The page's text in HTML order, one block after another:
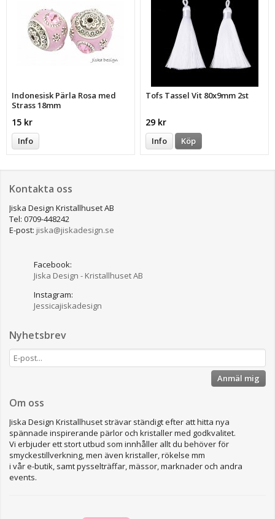
Indonesisk Pärla Rosa med
Strass 18mm
15 kr
Info
Tofs Tassel Vit 80x9mm 2st
29 kr
Info Köp
Kontakta oss
Jiska Design Kristallhuset AB
Tel: 0709-448242
E-post: jiska@jiskadesign.se
Facebook:
Jiska Design - Kristallhuset AB
Instagram:
Jessicajiskadesign
Nyhetsbrev
Anmäl mig
Om oss
Jiska Design Kristallhuset strävar ständigt efter att hitta nya
spännade inspirerande pärlor och kristaller med godkvalitet.
Vi erbjuder ett stort utbud som innhåller allt du behöver för
smyckestillverkning, men även kristaller, rökelse mm
i vår e-butik, samt pysselträffar, mässor, marknader och andra
events.